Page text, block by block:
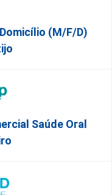
(m/f/d)
Saúde Oral